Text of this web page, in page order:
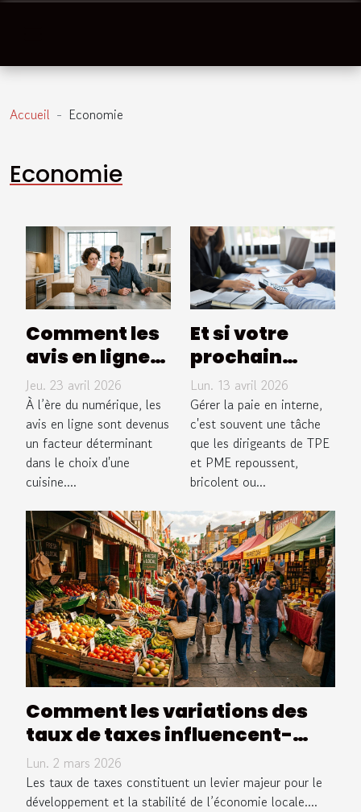
Accueil Economie
Economie
Comment les
avis en ligne
influencent-
ils le choix
d'une cuisine
?
Jeu. 23 avril 2026
À l’ère du numérique, les
avis en ligne sont devenus
un facteur déterminant
dans le choix d'une
cuisine....
Et si votre
prochain
gestionnaire
de paie à Lille
était Equation
Paie ?
Lun. 13 avril 2026
Gérer la paie en interne,
c'est souvent une tâche
que les dirigeants de TPE
et PME repoussent,
bricolent ou...
Comment les variations des
taux de taxes influencent-
elles l'économie locale ?
Lun. 2 mars 2026
Les taux de taxes constituent un levier majeur pour le
développement et la stabilité de l’économie locale....